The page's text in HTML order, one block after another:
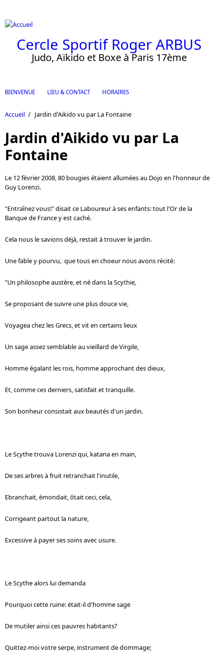
Cercle Sportif Roger ARBUS
Judo, Aïkido et Boxe à Paris 17ème
BIENVENUE LIEU & CONTACT HORAIRES
Accueil / Jardin d'Aikido vu par La Fontaine
Jardin d'Aikido vu par La
Fontaine
Le 12 février 2008, 80 bougies étaient allumées au Dojo en l'honneur de
Guy Lorenzi.
"Entraînez vous!" disait ce Laboureur à ses enfants: tout l'Or de la
Banque de France y est caché.
Cela nous le savions déjà, restait à trouver le jardin.
Une fable y pourvu, que tous en choeur nous avons récité:
"Un philosophe austère, et né dans la Scythie,
Se proposant de suivre une plus douce vie,
Voyagea chez les Grecs, et vit en certains lieux
Un sage assez semblable au vieillard de Virgile,
Homme égalant les rois, homme approchant des dieux,
Et, comme ces derniers, satisfait et tranquille.
Son bonheur consistait aux beautés d'un jardin.
Le Scythe trouva Lorenzi qui, katana en main,
De ses arbres à fruit retranchait l'inutile,
Ebranchait, émondait, ôtait ceci, cela,
Corrigeant partout la nature,
Excessive à payer ses soins avec usure.
Le Scythe alors lui demanda
Pourquoi cette ruine: était-il d'homme sage
De mutiler ainsi ces pauvres habitants?
Quittez-moi votre serpe, instrument de dommage;